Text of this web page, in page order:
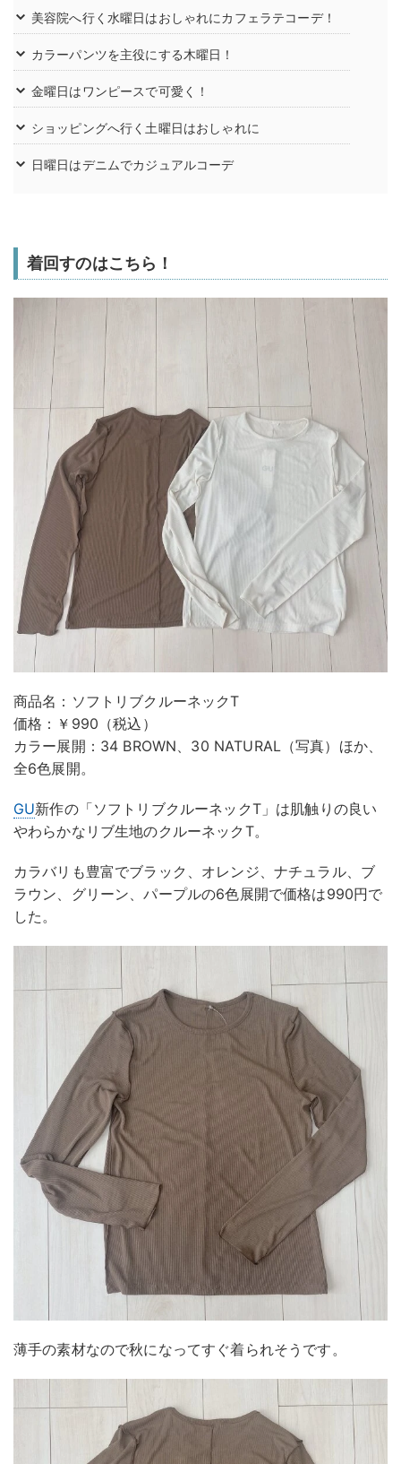
美容院へ行く水曜日はおしゃれにカフェラテコーデ！
カラーパンツを主役にする木曜日！
金曜日はワンピースで可愛く！
ショッピングへ行く土曜日はおしゃれに
日曜日はデニムでカジュアルコーデ
着回すのはこちら！
商品名：ソフトリブクルーネックT
価格：￥990（税込）
カラー展開：34 BROWN、30 NATURAL（写真）ほか、
全6色展開。
GU新作の「ソフトリブクルーネックT」は肌触りの良い
やわらかなリブ生地のクルーネックT。
カラバリも豊富でブラック、オレンジ、ナチュラル、ブ
ラウン、グリーン、パープルの6色展開で価格は990円で
した。
薄手の素材なので秋になってすぐ着られそうです。